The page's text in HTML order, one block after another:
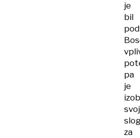
je
bil
pod
pa
je
svoj
za